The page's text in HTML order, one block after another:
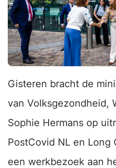
Gisteren bracht de
van Volksgezondheid,
Sophie Hermans op
PostCovid NL en Long
een werkbezoek aan